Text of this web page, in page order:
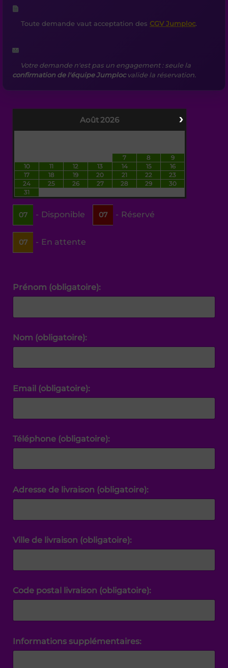
Toute demande vaut acceptation des CGV Jumploc.
Votre demande n'est pas un engagement : seule la
confirmation de l'équipe Jumplocvalide la réservation.
›
Août2026
7 8
9
10
11 12 13 14 15
16
17
18 19 20 21 22
23
24
25 26 27 28 29
30
31
07 - Disponible 07 - Réservé
07 - En attente
Prénom (obligatoire):
Nom (obligatoire):
Email (obligatoire):
Téléphone (obligatoire):
Adresse de livraison (obligatoire):
Ville de livraison (obligatoire):
Code postal livraison (obligatoire):
Informations supplémentaires: